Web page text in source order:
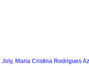
Joly, Maria Cristina Rodrigues